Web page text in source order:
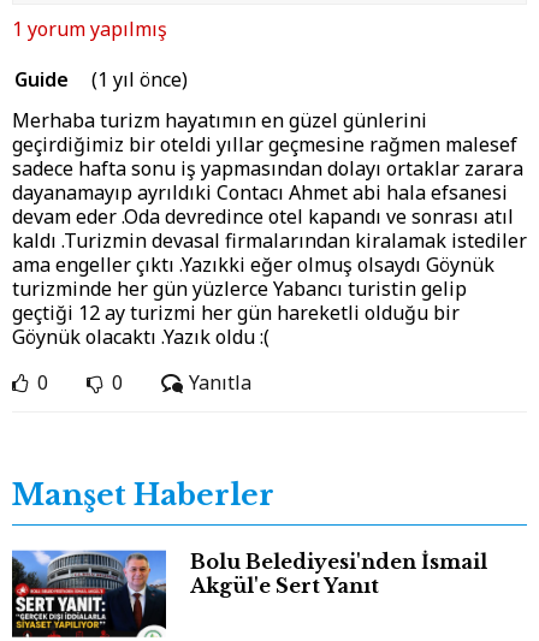
1 yorum yapılmış
Guide
(1 yıl önce)
Merhaba turizm hayatımın en güzel günlerini
geçirdiğimiz bir oteldi yıllar geçmesine rağmen malesef
sadece hafta sonu iş yapmasından dolayı ortaklar zarara
dayanamayıp ayrıldıki Contacı Ahmet abi hala efsanesi
devam eder .Oda devredince otel kapandı ve sonrası atıl
kaldı .Turizmin devasal firmalarından kiralamak istediler
ama engeller çıktı .Yazıkki eğer olmuş olsaydı Göynük
turizminde her gün yüzlerce Yabancı turistin gelip
geçtiği 12 ay turizmi her gün hareketli olduğu bir
Göynük olacaktı .Yazık oldu :(
0
0 Yanıtla
Manşet Haberler
Bolu Belediyesi'nden İsmail
Akgül'e Sert Yanıt